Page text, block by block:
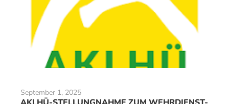
September 1, 2025